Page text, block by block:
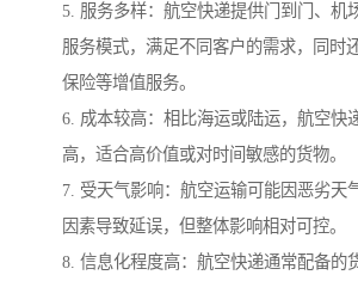
5. 服务多样：航空快递提供门到门、机
服务模式，满足不同客户的需求，同时
保险等增值服务。
6. 成本较高：相比海运或陆运，航空快
高，适合高价值或对时间敏感的货物。
7. 受天气影响：航空运输可能因恶劣天
因素导致延误，但整体影响相对可控。
8. 信息化程度高：航空快递通常配备的